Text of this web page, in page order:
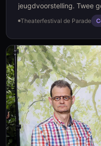
jeugdvoorstelling. Twee
vrolijk
maar worden al snel
Theaterfestival de Parade